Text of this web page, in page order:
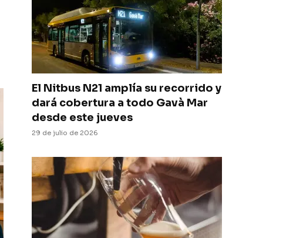
El Nitbus N21 amplía su recorrido y
dará cobertura a todo Gavà Mar
desde este jueves
29 de julio de 2026